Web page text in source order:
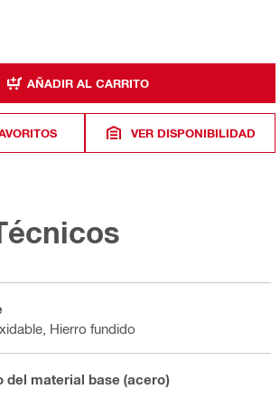
AÑADIR AL CARRITO
VER DISPONIBILIDAD
Hierro fundido
del material base (acero)